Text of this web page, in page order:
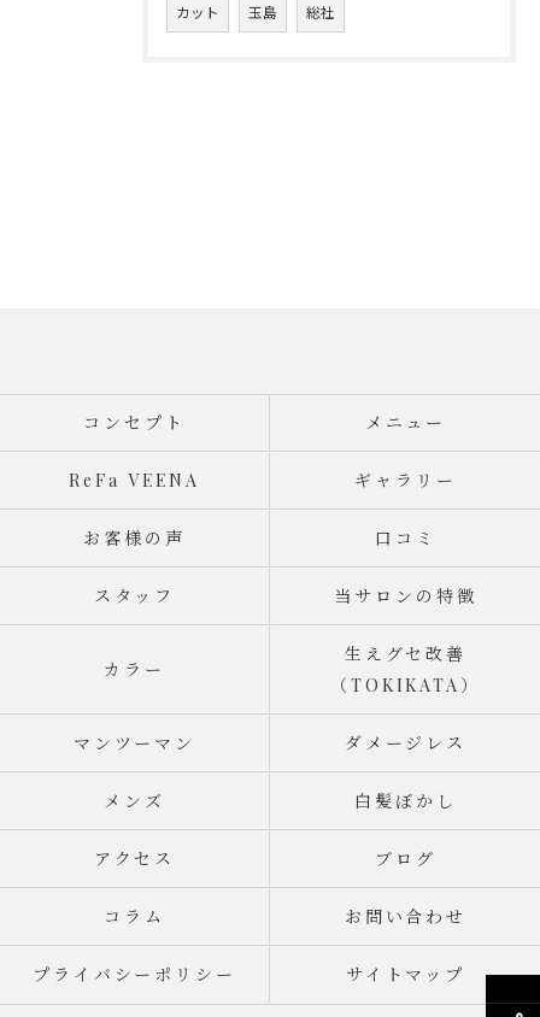
カット 玉島 総社
コンセプト メニュー
ReFa VEENA ギャラリー
お客様の声 口コミ
スタッフ 当サロンの特徴
カラー
生えグセ改善
（TOKIKATA）
マンツーマン ダメージレス
メンズ 白髪ぼかし
アクセス ブログ
コラム お問い合わせ
プライバシーポリシー サイトマップ